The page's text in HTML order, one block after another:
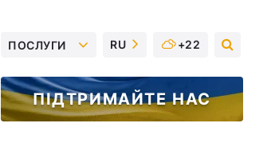
ПОСЛУГИ RU +22
ПІДТРИМАЙТЕ НАС